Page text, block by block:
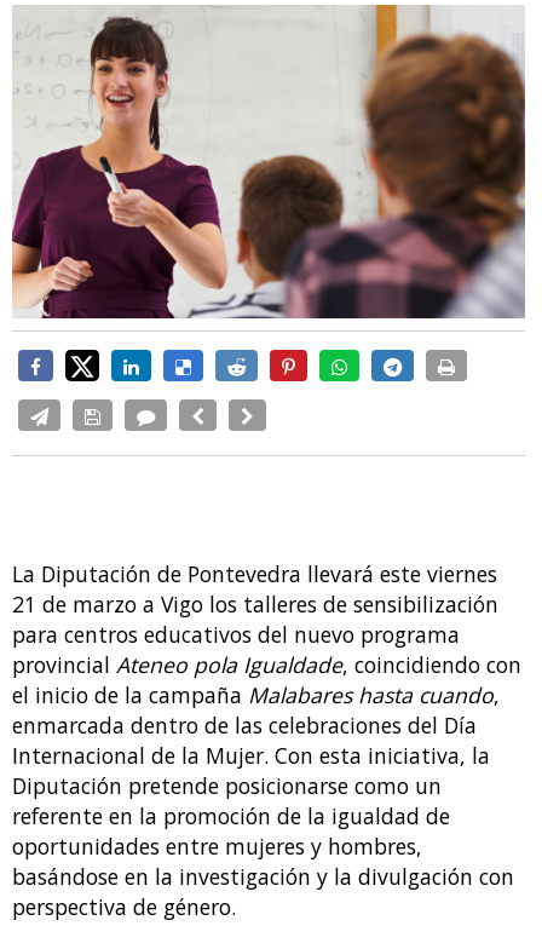
La Diputación de Pontevedra llevará este viernes
21 de marzo a Vigo los talleres de sensibilización
para centros educativos del nuevo programa
provincial Ateneo pola Igualdade, coincidiendo con
el inicio de la campaña Malabares hasta cuando,
enmarcada dentro de las celebraciones del Día
Internacional de la Mujer. Con esta iniciativa, la
Diputación pretende posicionarse como un
referente en la promoción de la igualdad de
oportunidades entre mujeres y hombres,
basándose en la investigación y la divulgación con
perspectiva de género.